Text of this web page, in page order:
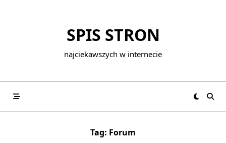
SPIS STRON
najciekawszych w internecie
Tag: Forum